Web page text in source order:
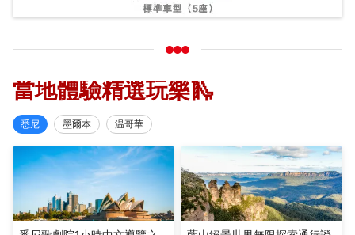
當地體驗精選玩樂🛝
悉尼 墨爾本 温哥華